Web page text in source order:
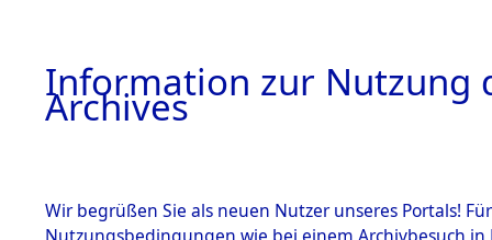
Information zur Nutzung
Archives
Wir begrüßen Sie als neuen Nutzer unseres Portals!